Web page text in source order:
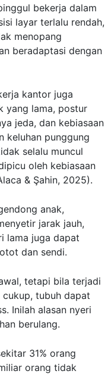
bekerja dalam
layar terlalu rendah,
menopang
beradaptasi dengan
kantor juga
yang lama, postur
jeda, dan kebiasaan
keluhan punggung
selalu muncul
oleh kebiasaan
& Şahin, 2025).
anak,
jarak jauh,
lama juga dapat
dan sendi.
tetapi bila terjadi
tubuh dapat
Inilah alasan nyeri
berulang.
31% orang
orang tidak